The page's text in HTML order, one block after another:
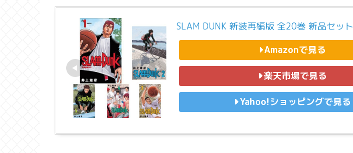
SLAM DUNK 新装再編版 全20巻 新品セット
Amazonで見る
楽天市場で見る
Yahoo!ショッピングで見る